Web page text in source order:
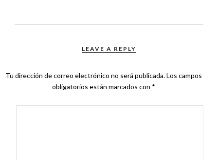
LEAVE A REPLY
Tu dirección de correo electrónico no será publicada.Los campos
obligatorios están marcados con *